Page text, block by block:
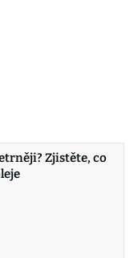
Zjistěte, co